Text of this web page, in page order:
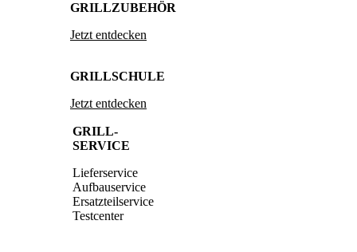
GRILLZUBEHÖR
Jetzt entdecken
GRILLSCHULE
Jetzt entdecken
GRILL-
SERVICE
Lieferservice
Aufbauservice
Ersatzteilservice
Testcenter